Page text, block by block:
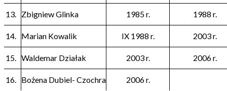
13. Zbigniew Glinka 1985 r. 1988 r.
14. Marian Kowalik IX 1988 r. 2003 r.
15. Waldemar Działak 2003 r. 2006 r.
16. Bożena Dubiel- Czochra 2006 r.